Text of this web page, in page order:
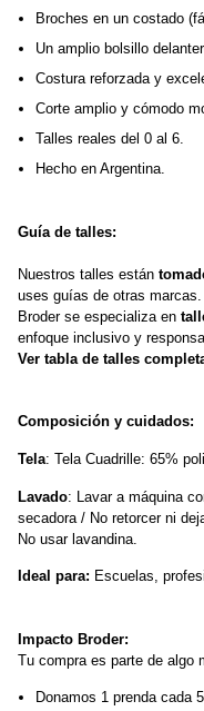
Broches en un costado
Un amplio bolsillo
Costura reforzada y
Corte amplio y cómodo
Talles reales del 0 al 6.
Hecho en Argentina.
Guía de talles:
Nuestros talles están
uses guías de otras marcas.
Broder se especializa en
enfoque inclusivo y
Ver tabla de talles
Composición y cuidados:
Tela: Tela Cuadrille: 65%
Lavado: Lavar a máquina
secadora / No retorcer ni
No usar lavandina.
Ideal para: Escuelas,
Impacto Broder:
Tu compra es parte de algo
Donamos 1 prenda cada